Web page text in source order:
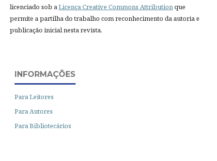
licenciado sob aLicença Creative Commons Attributionque
permite a partilha do trabalho com reconhecimento da autoria e
publicação inicial nesta revista.
INFORMAÇÕES
Para Leitores
Para Autores
Para Bibliotecários